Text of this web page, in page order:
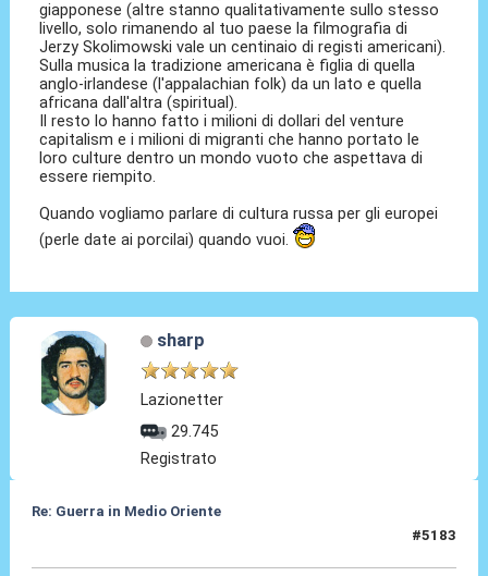
giapponese (altre stanno qualitativamente sullo stesso
livello, solo rimanendo al tuo paese la filmografia di
Jerzy Skolimowski vale un centinaio di registi americani).
Sulla musica la tradizione americana è figlia di quella
anglo-irlandese (l'appalachian folk) da un lato e quella
africana dall'altra (spiritual).
Il resto lo hanno fatto i milioni di dollari del venture
capitalism e i milioni di migranti che hanno portato le
loro culture dentro un mondo vuoto che aspettava di
essere riempito.
Quando vogliamo parlare di cultura russa per gli europei
(perle date ai porcilai) quando vuoi.
sharp
Lazionetter
29.745
Registrato
Re: Guerra in Medio Oriente
#5183